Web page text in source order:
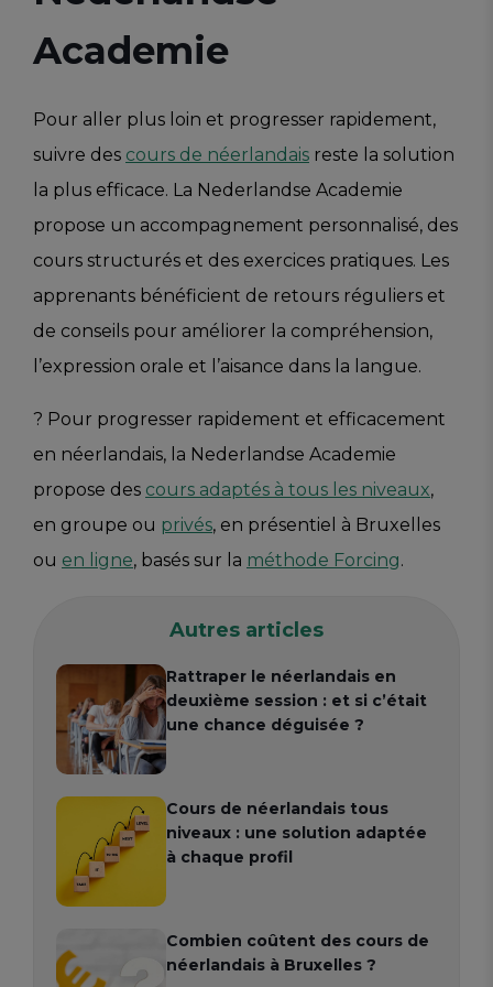
Academie
Pour aller plus loin et progresser rapidement,
suivre des cours de néerlandais reste la solution
la plus efficace. La Nederlandse Academie
propose un accompagnement personnalisé, des
cours structurés et des exercices pratiques. Les
apprenants bénéficient de retours réguliers et
de conseils pour améliorer la compréhension,
l’expression orale et l’aisance dans la langue.
? Pour progresser rapidement et efficacement
en néerlandais, la Nederlandse Academie
propose des cours adaptés à tous les niveaux,
en groupe ou privés, en présentiel à Bruxelles
ou en ligne, basés sur la méthode Forcing.
Autres articles
Rattraper le néerlandais en
deuxième session : et si c’était
une chance déguisée ?
Cours de néerlandais tous
niveaux : une solution adaptée
à chaque profil
Combien coûtent des cours de
néerlandais à Bruxelles ?